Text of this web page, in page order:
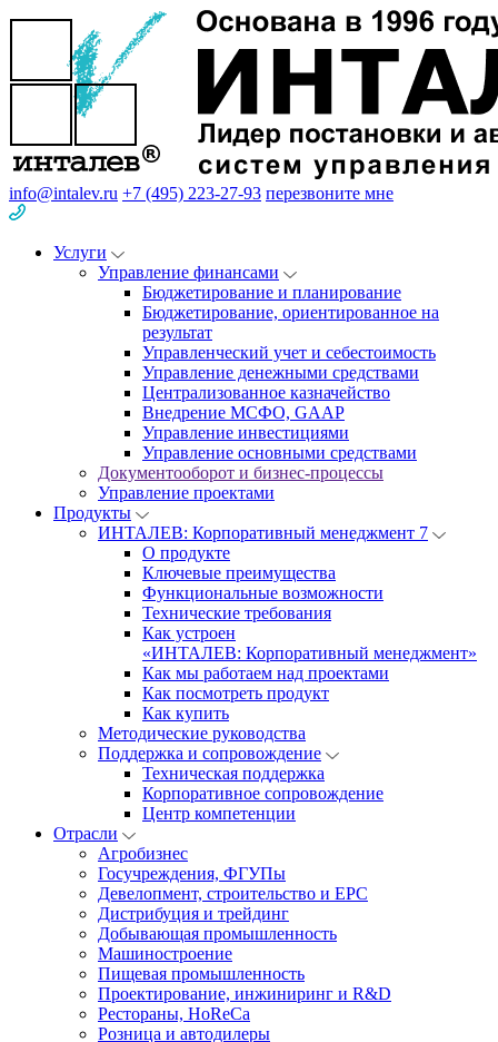
info@intalev.ru +7 (495) 223-27-93 перезвоните мне
Услуги
Управление финансами
Бюджетирование и планирование
Бюджетирование, ориентированное на
результат
Управленческий учет и себестоимость
Управление денежными средствами
Централизованное казначейство
Внедрение МСФО, GAAP
Управление инвестициями
Управление основными средствами
Документооборот и бизнес-процессы
Управление проектами
Продукты
ИНТАЛЕВ: Корпоративный менеджмент 7
О продукте
Ключевые преимущества
Функциональные возможности
Технические требования
Как устроен
«ИНТАЛЕВ: Корпоративный менеджмент»
Как мы работаем над проектами
Как посмотреть продукт
Как купить
Методические руководства
Поддержка и сопровождение
Техническая поддержка
Корпоративное сопровождение
Центр компетенции
Отрасли
Агробизнес
Госучреждения, ФГУПы
Девелопмент, строительство и EPC
Дистрибуция и трейдинг
Добывающая промышленность
Машиностроение
Пищевая промышленность
Проектирование, инжиниринг и R&D
Рестораны, HoReCa
Розница и автодилеры